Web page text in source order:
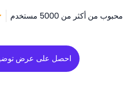
محبوب من أكثر من 5000 مستخدم
احصل على عرض